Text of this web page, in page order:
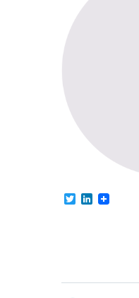
TwitterLinkedIn